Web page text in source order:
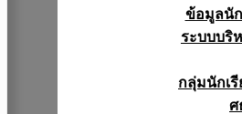
ข้อมูลนัก
ระบบบริ
กลุ่มนักเ
ศ